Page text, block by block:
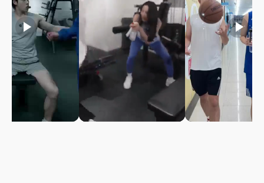
play_arrow play_arrow play_arrow